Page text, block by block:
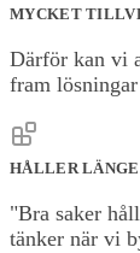
MYCKET
Därför kan vi
fram
HÅLLER
"Bra saker
tänker när vi